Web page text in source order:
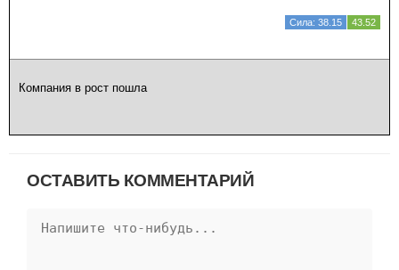
Сила: 38.15 43.52
Компания в рост пошла
ОСТАВИТЬ КОММЕНТАРИЙ